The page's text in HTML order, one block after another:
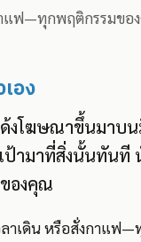
แฟ—ทุกพฤติกรรมข
อง
งโฆษณาขึ้นมาบ
ป้ามาที่สิ่งนั้นทัน
องคุณ
เดิน หรือสั่งกาแฟ—